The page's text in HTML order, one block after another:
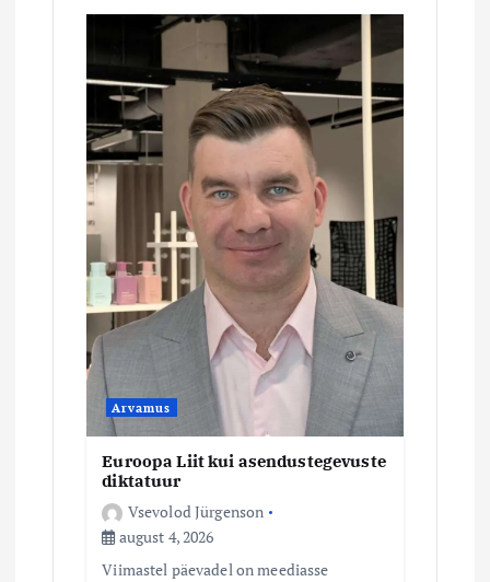
Arvamus
Euroopa Liit kui asendustegevuste
diktatuur
Vsevolod Jürgenson
august 4, 2026
Viimastel päevadel on meediasse